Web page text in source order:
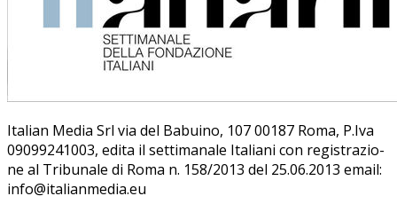
Ita­lian Me­dia Srl via del Ba­bui­no, 107 00187 Roma, P.Iva
09099241003, edi­ta il set­ti­ma­na­le Ita­lia­ni con re­gi­stra­zio­
ne al Tri­bu­na­le di Roma n. 158/​2013 del 25.06.2013 email:
info@ita­lian­me­dia.eu